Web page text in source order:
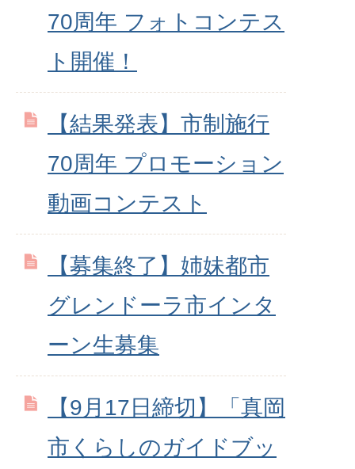
70周年 フォトコンテス
ト開催！
【結果発表】市制施行
70周年 プロモーション
動画コンテスト
【募集終了】姉妹都市
グレンドーラ市インタ
ーン生募集
【9月17日締切】「真岡
市くらしのガイドブッ